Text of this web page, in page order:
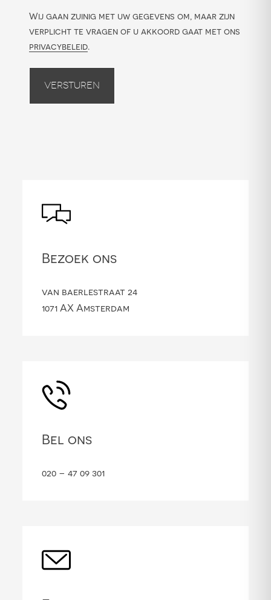
Wij gaan zuinig met uw gegevens om, maar zijn
verplicht te vragen of u akkoord gaat met ons
privacybeleid.
Versturen
Bezoek ons
van baerlestraat 24
1071 AX Amsterdam
Bel ons
020 – 47 09 301